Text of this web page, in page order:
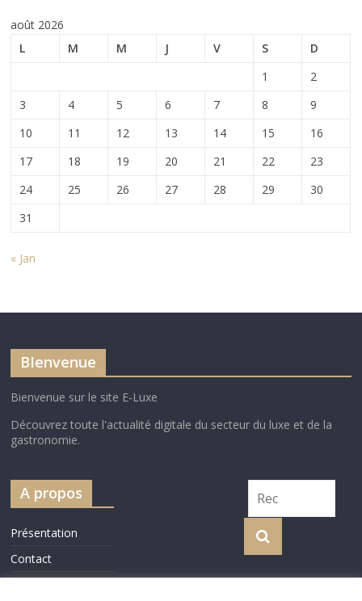
août 2026
L
M M J V S
D
1
2
3
4 5 6 7 8
9
10
11 12 13 14 15
16
17
18 19 20 21 22
23
24
25 26 27 28 29
30
31
« Jan
BIenvenue
Bienvenue sur le site E-Luxe
Découvrez toute l'actualité digitale du secteur du luxe et de la
gastronomie.
A propos
Présentation
Contact